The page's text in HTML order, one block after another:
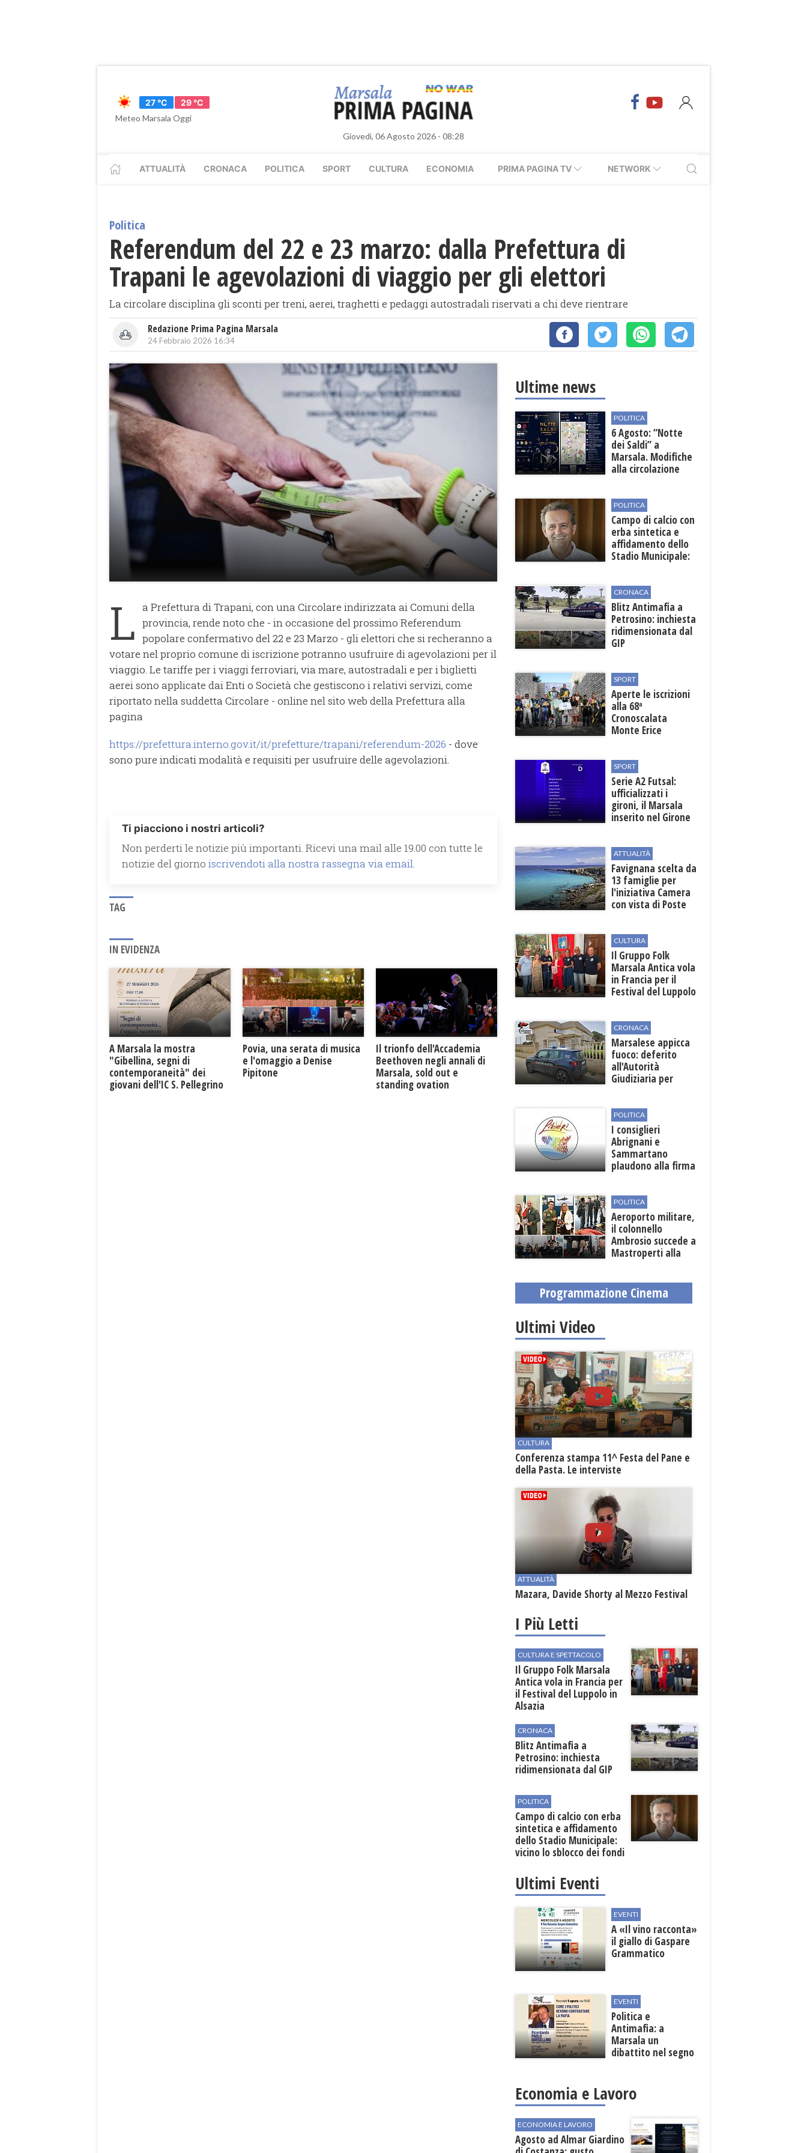
27 °C
29 °C
Meteo Marsala Oggi
Giovedì, 06 Agosto 2026 - 08:28
ATTUALITÀ CRONACA POLITICA SPORT CULTURA ECONOMIA PRIMA PAGINA TV NETWORK
Politica
Referendum del 22 e 23 marzo: dalla Prefettura di
Trapani le agevolazioni di viaggio per gli elettori
La circolare disciplina gli sconti per treni, aerei, traghetti e pedaggi autostradali riservati a chi deve rientrare
Redazione Prima Pagina Marsala
24 Febbraio 2026 16:34
L a Prefettura di Trapani, con una Circolare indirizzata ai Comuni della
provincia, rende noto che - in occasione del prossimo Referendum
popolare confermativo del 22 e 23 Marzo - gli elettori che si recheranno a
votare nel proprio comune di iscrizione potranno usufruire di agevolazioni per il
viaggio. Le tariffe per i viaggi ferroviari, via mare, autostradali e per i biglietti
aerei sono applicate dai Enti o Società che gestiscono i relativi servizi, come
riportato nella suddetta Circolare - online nel sito web della Prefettura alla
pagina
https://prefettura.interno.gov.it/it/prefetture/trapani/referendum-2026 - dove
sono pure indicati modalità e requisiti per usufruire delle agevolazioni.
Ti piacciono i nostri articoli?
Non perderti le notizie più importanti. Ricevi una mail alle 19.00 con tutte le
notizie del giorno iscrivendoti alla nostra rassegna via email.
TAG
IN EVIDENZA
A Marsala la mostra
"Gibellina, segni di
contemporaneità" dei
giovani dell'IC S. Pellegrino
Povia, una serata di musica
e l'omaggio a Denise
Pipitone
Il trionfo dell'Accademia
Beethoven negli annali di
Marsala, sold out e
standing ovation
Ultime news
POLITICA
6 Agosto: “Notte
dei Saldi” a
Marsala. Modifiche
alla circolazione
manifestazione
POLITICA
Campo di calcio con
erba sintetica e
affidamento dello
Stadio Municipale:
CRONACA
Blitz Antimafia a
Petrosino: inchiesta
ridimensionata dal
GIP
SPORT
Aperte le iscrizioni
alla 68ª
Cronoscalata
Monte Erice
SPORT
Serie A2 Futsal:
ufficializzati i
gironi, il Marsala
inserito nel Girone
ATTUALITÀ
Favignana scelta da
13 famiglie per
l'iniziativa Camera
con vista di Poste
CULTURA
Il Gruppo Folk
Marsala Antica vola
in Francia per il
Festival del Luppolo
CRONACA
Marsalese appicca
fuoco: deferito
all'Autorità
Giudiziaria per
POLITICA
I consiglieri
Abrignani e
Sammartano
plaudono alla firma
roghi
POLITICA
Aeroporto militare,
il colonnello
Ambrosio succede a
Mastroperti alla
Programmazione Cinema
Ultimi Video
CULTURA
Conferenza stampa 11^ Festa del Pane e
della Pasta. Le interviste
ATTUALITÀ
Mazara, Davide Shorty al Mezzo Festival
I Più Letti
CULTURA E SPETTACOLO
Il Gruppo Folk Marsala
Antica vola in Francia per
il Festival del Luppolo in
Alsazia
CRONACA
Blitz Antimafia a
Petrosino: inchiesta
ridimensionata dal GIP
POLITICA
Campo di calcio con erba
sintetica e affidamento
dello Stadio Municipale:
vicino lo sblocco dei fondi
Ultimi Eventi
EVENTI
A «Il vino racconta»
il giallo di Gaspare
Grammatico
EVENTI
Politica e
Antimafia: a
Marsala un
dibattito nel segno
Economia e Lavoro
ECONOMIA E LAVORO
Agosto ad Almar Giardino